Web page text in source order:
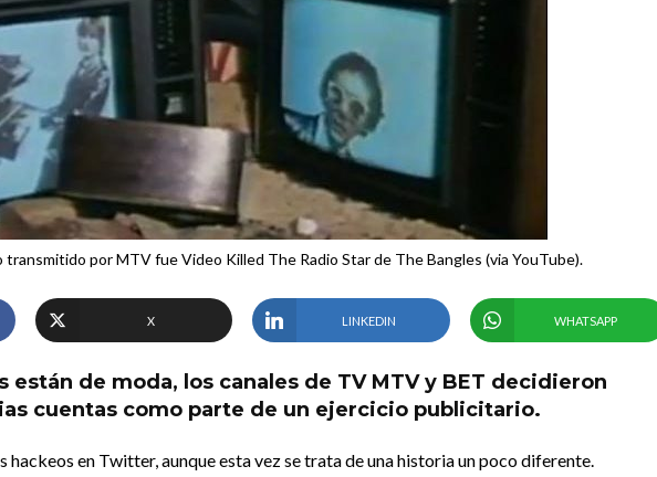
transmitido por MTV fue Video Killed The Radio Star de The Bangles (via YouTube).
X LINKEDIN WHATSAPP
están de moda, los canales de TV MTV y BET decidieron
cuentas como parte de un ejercicio publicitario.
hackeos en Twitter, aunque esta vez se trata de una historia un poco diferente.